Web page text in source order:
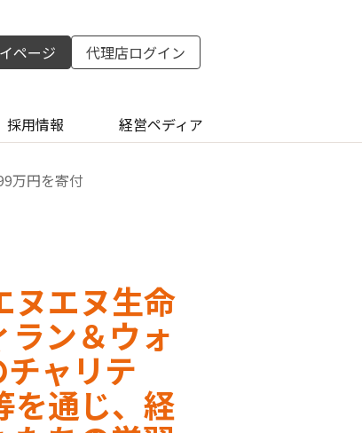
採用情報 経営ペディア
ページ 代理店ログイン
万円を寄付
ヌエヌ生命
ン＆ウォ
ャリテ
を通じ、経